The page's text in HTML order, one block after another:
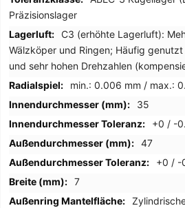
Präzisionslager
C3 (erhöhte Lagerluft):
Wälzköper und Ringen; Häufig
und sehr hohen Drehzahlen
min.: 0.006 mm / max.:
35
+0 / -
47
+0 / -
7